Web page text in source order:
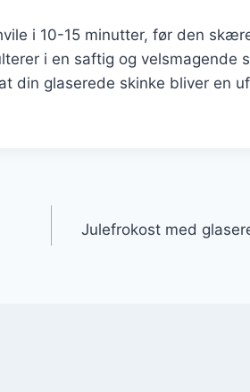
i 10-15 minutter, før den
i en saftig og velsmagende
din glaserede skinke bliver en
Julefrokost med